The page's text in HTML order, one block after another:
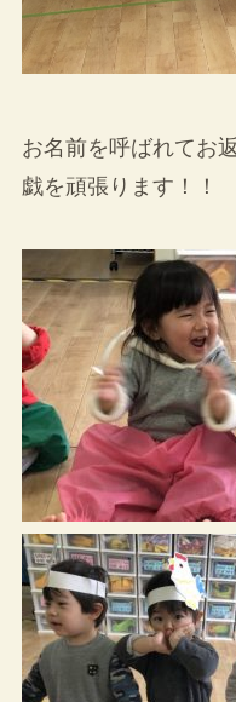
お名前を呼ばれてお
戯を頑張ります！！